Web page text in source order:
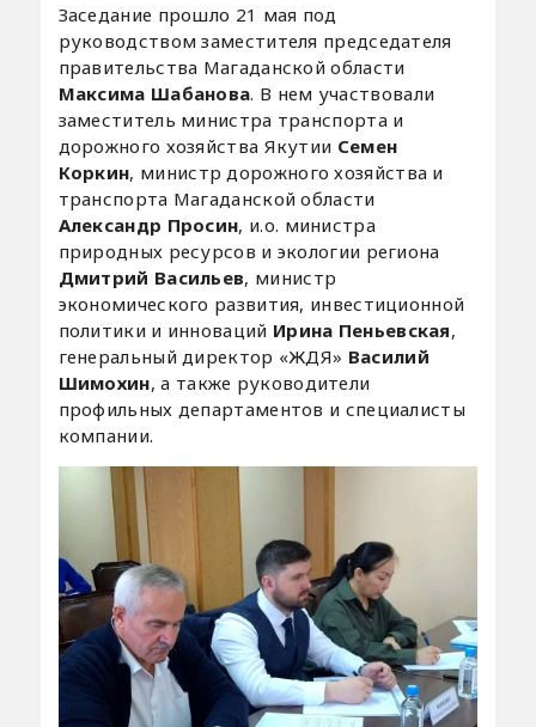
Заседание прошло 21 мая под
руководством заместителя председателя
правительства Магаданской области
Максима Шабанова. В нем участвовали
заместитель министра транспорта и
дорожного хозяйства Якутии Семен
Коркин, министр дорожного хозяйства и
транспорта Магаданской области
Александр Просин, и.о. министра
природных ресурсов и экологии региона
Дмитрий Васильев, министр
экономического развития, инвестиционной
политики и инноваций Ирина Пеньевская,
генеральный директор «ЖДЯ» Василий
Шимохин, а также руководители
профильных департаментов и специалисты
компании.